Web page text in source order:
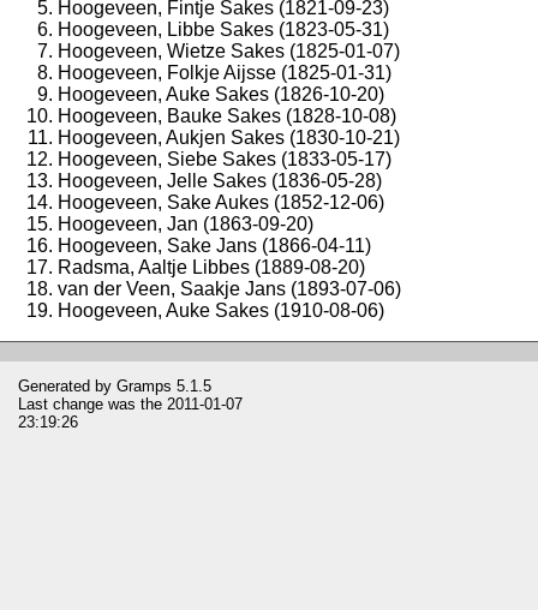
Hoogeveen, Fintje Sakes (1821-09-23)
Hoogeveen, Libbe Sakes (1823-05-31)
Hoogeveen, Wietze Sakes (1825-01-07)
Hoogeveen, Folkje Aijsse (1825-01-31)
Hoogeveen, Auke Sakes (1826-10-20)
Hoogeveen, Bauke Sakes (1828-10-08)
Hoogeveen, Aukjen Sakes (1830-10-21)
Hoogeveen, Siebe Sakes (1833-05-17)
Hoogeveen, Jelle Sakes (1836-05-28)
Hoogeveen, Sake Aukes (1852-12-06)
Hoogeveen, Jan (1863-09-20)
Hoogeveen, Sake Jans (1866-04-11)
Radsma, Aaltje Libbes (1889-08-20)
van der Veen, Saakje Jans (1893-07-06)
Hoogeveen, Auke Sakes (1910-08-06)
Generated by Gramps 5.1.5
Last change was the 2011-01-07
23:19:26